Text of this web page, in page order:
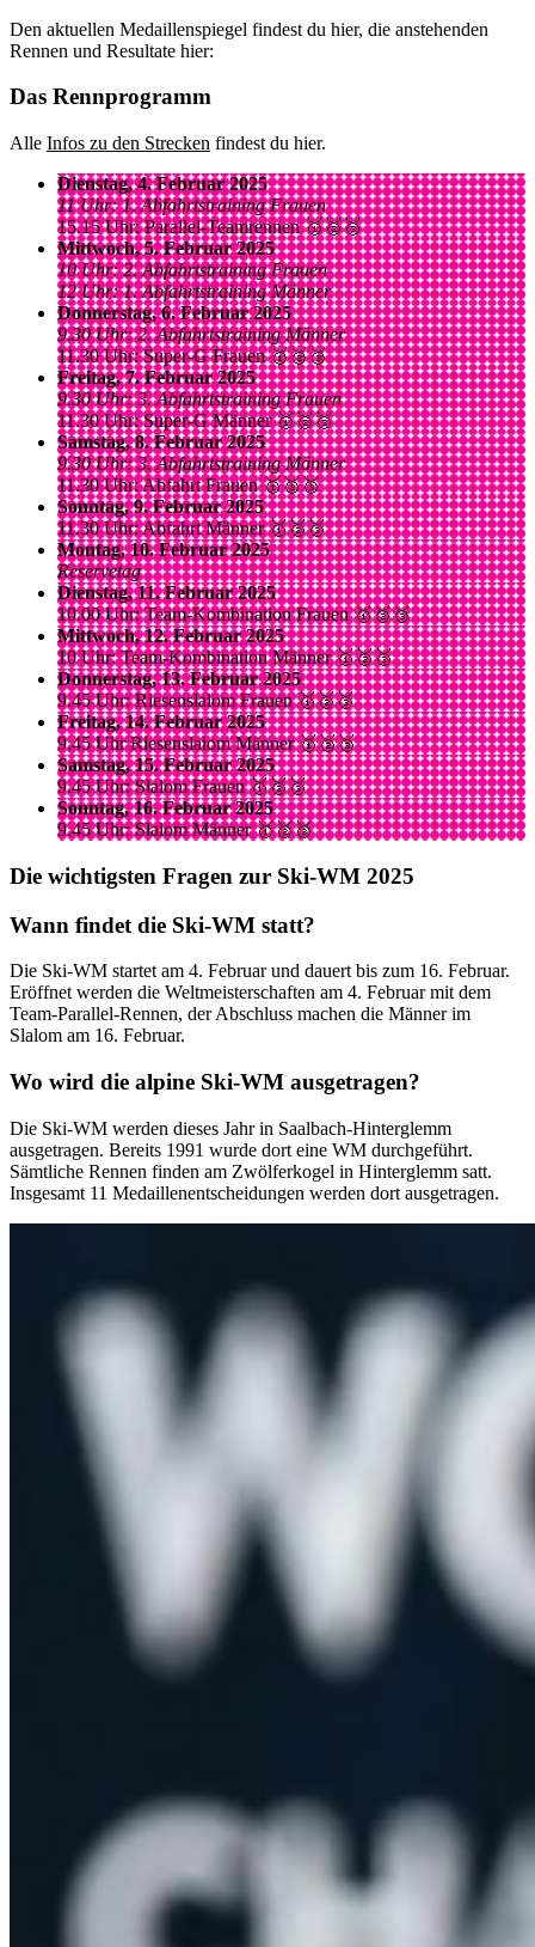
Den aktuellen Medaillenspiegel findest du hier, die anstehenden
Rennen und Resultate hier:
Das Rennprogramm
Alle Infos zu den Strecken findest du hier.
Dienstag, 4. Februar 2025
11 Uhr: 1. Abfahrtstraining Frauen
15.15 Uhr: Parallel-Teamrennen 🥇🥈🥉
Mittwoch, 5. Februar 2025
10 Uhr: 2. Abfahrtstraining Frauen
12 Uhr: 1. Abfahrtstraining Männer
Donnerstag, 6. Februar 2025
9.30 Uhr: 2. Abfahrtstraining Männer
11.30 Uhr: Super-G Frauen 🥇🥈🥉
Freitag, 7. Februar 2025
9.30 Uhr: 3. Abfahrtstraining Frauen
11.30 Uhr: Super-G Männer 🥇🥈🥉
Samstag, 8. Februar 2025
9.30 Uhr: 3. Abfahrtstraining Männer
11.30 Uhr: Abfahrt Frauen 🥇🥈🥉
Sonntag, 9. Februar 2025
11.30 Uhr: Abfahrt Männer 🥇🥈🥉
Montag, 10. Februar 2025
Reservetag​
Dienstag, 11. Februar 2025
10.00 Uhr: Team-Kombination Frauen 🥇🥈🥉
Mittwoch, 12. Februar 2025
10 Uhr: Team-Kombination Männer 🥇🥈🥉
Donnerstag, 13. Februar 2025
9.45 Uhr: Riesenslalom Frauen 🥇🥈🥉
Freitag, 14. Februar 2025
9.45 Uhr Riesenslalom Männer 🥇🥈🥉
Samstag, 15. Februar 2025
9.45 Uhr: Slalom Frauen 🥇🥈🥉
Sonntag, 16. Februar 2025
9.45 Uhr: Slalom Männer 🥇🥈🥉
Die wichtigsten Fragen zur Ski-WM 2025
Wann findet die Ski-WM statt?
Die Ski-WM startet am 4. Februar und dauert bis zum 16. Februar.
Eröffnet werden die Weltmeisterschaften am 4. Februar mit dem
Team-Parallel-Rennen, der Abschluss machen die Männer im
Slalom am 16. Februar.
Wo wird die alpine Ski-WM ausgetragen?
Die Ski-WM werden dieses Jahr in Saalbach-Hinterglemm
ausgetragen. Bereits 1991 wurde dort eine WM durchgeführt.
Sämtliche Rennen finden am Zwölferkogel in Hinterglemm satt.
Insgesamt 11 Medaillenentscheidungen werden dort ausgetragen.